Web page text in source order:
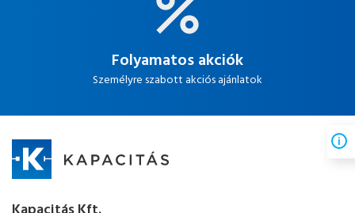
Folyamatos akciók
Személyre szabott akciós ajánlatok